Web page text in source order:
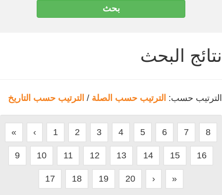
نتائج البحث
الترتيب حسب: الترتيب حسب الصلة / الترتيب حسب التاريخ
« ‹ 1 2 3 4 5 6 7 8
9 10 11 12 13 14 15 16
17 18 19 20 › »